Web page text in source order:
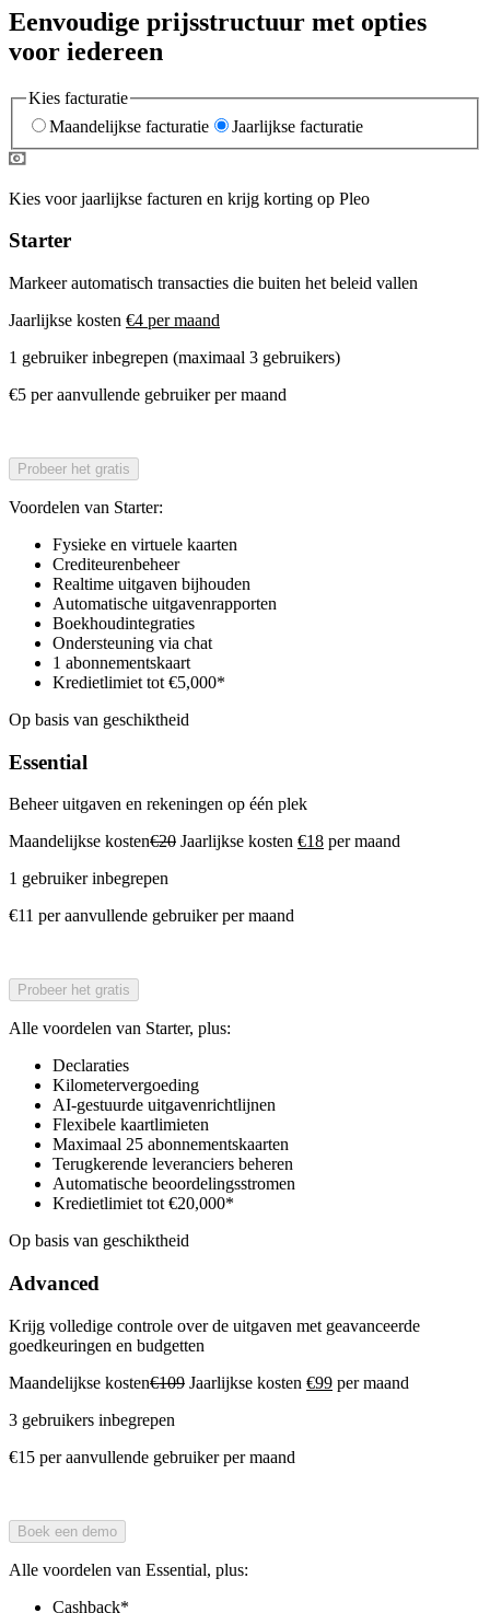
Eenvoudige prijsstructuur met opties
voor iedereen
Kies facturatie
Maandelijkse facturatie
Jaarlijkse facturatie
Kies voor jaarlijkse facturen en krijg korting op Pleo
Starter
Markeer automatisch transacties die buiten het beleid vallen
Jaarlijkse kosten €4 per maand
1 gebruiker inbegrepen (maximaal 3 gebruikers)
€5 per aanvullende gebruiker per maand
Probeer het gratis
Voordelen van Starter:
Fysieke en virtuele kaarten
Crediteurenbeheer
Realtime uitgaven bijhouden
Automatische uitgavenrapporten
Boekhoudintegraties
Ondersteuning via chat
1 abonnementskaart
Kredietlimiet tot €5,000*
Op basis van geschiktheid
Essential
Beheer uitgaven en rekeningen op één plek
Maandelijkse kosten€20 Jaarlijkse kosten €18 per maand
1 gebruiker inbegrepen
€11 per aanvullende gebruiker per maand
Probeer het gratis
Alle voordelen van Starter, plus:
Declaraties
Kilometervergoeding
AI-gestuurde uitgavenrichtlijnen
Flexibele kaartlimieten
Maximaal 25 abonnementskaarten
Terugkerende leveranciers beheren
Automatische beoordelingsstromen
Kredietlimiet tot €20,000*
Op basis van geschiktheid
Advanced
Krijg volledige controle over de uitgaven met geavanceerde
goedkeuringen en budgetten
Maandelijkse kosten€109 Jaarlijkse kosten €99 per maand
3 gebruikers inbegrepen
€15 per aanvullende gebruiker per maand
Boek een demo
Alle voordelen van Essential, plus:
Cashback*